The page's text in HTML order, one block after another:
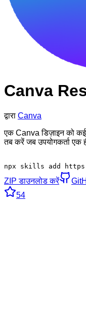
Canva
द्वारा Canva
एक Canva डिज़ाइन को कई
तब करें जब उपयोगकर्ता एक
npx skills add
ZIP डाउनलोड करें
54